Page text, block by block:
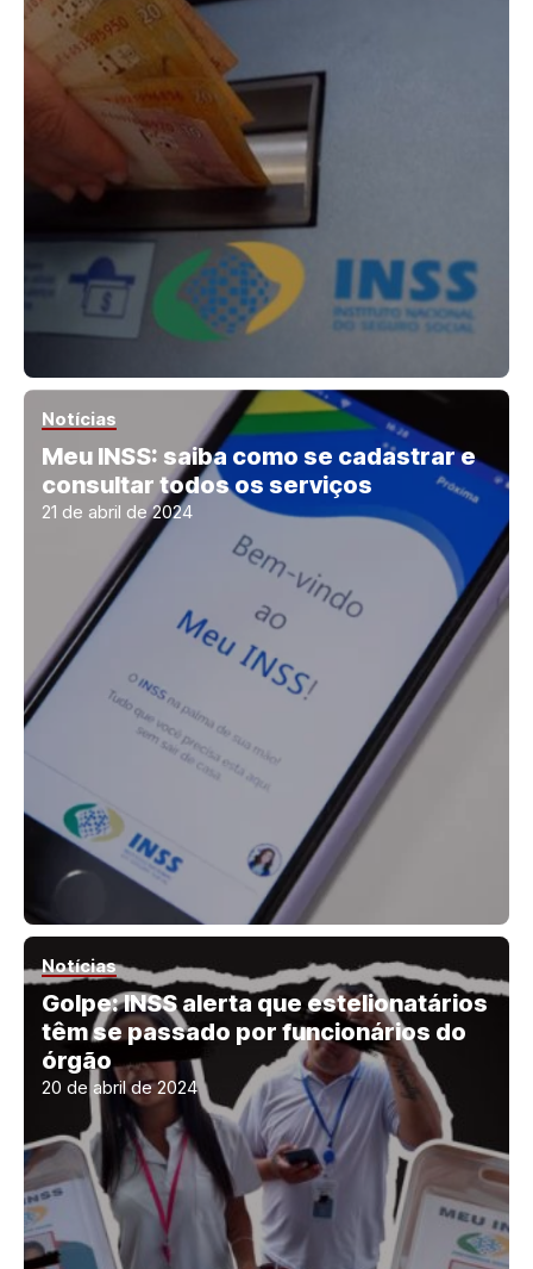
Notícias
Meu INSS: saiba como se cadastrar e
consultar todos os serviços
21 de abril de 2024
Notícias
Golpe: INSS alerta que estelionatários
têm se passado por funcionários do
órgão
20 de abril de 2024